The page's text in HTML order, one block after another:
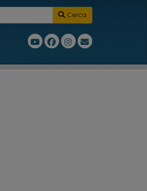
Cerca